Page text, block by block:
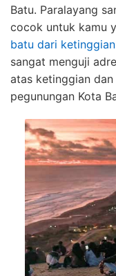
Batu. Paralayang
cocok untuk kamu
batu dari ketinggian
sangat menguji
atas ketinggian
pegunungan Kota